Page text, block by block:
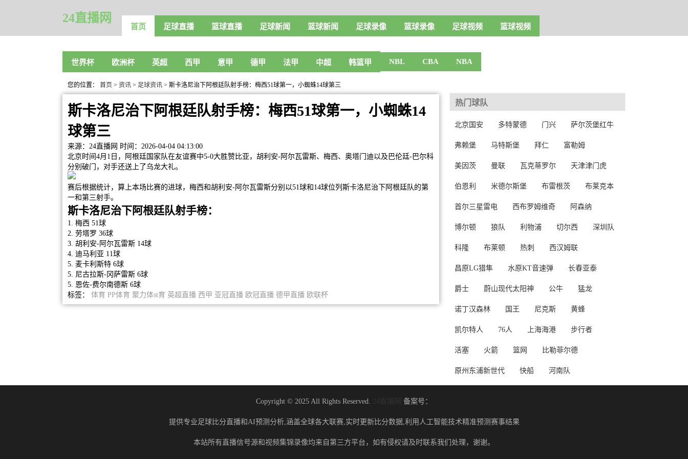
24直播网
首页 足球直播 篮球直播 足球新闻 篮球新闻 足球录像 篮球录像 足球视频 篮球视频
世界杯 欧洲杯 英超 西甲 意甲 德甲 法甲 中超 韩篮甲 NBL CBA NBA
您的位置： 首页 > 资讯 > 足球资讯 > 斯卡洛尼治下阿根廷队射手榜：梅西51球第一，小蜘蛛14球第三
斯卡洛尼治下阿根廷队射手榜：梅西51球第一，小蜘蛛14
球第三
来源：24直播网 时间：2026-04-04 04:13:00
北京时间4月1日，阿根廷国家队在友谊赛中5-0大胜赞比亚，胡利安-阿尔瓦雷斯、梅西、奥塔门迪以及巴伦廷-巴尔科
分别破门，对手还送上了乌龙大礼。
赛后根据统计，算上本场比赛的进球，梅西和胡利安-阿尔瓦雷斯分别以51球和14球位列斯卡洛尼治下阿根廷队的第
一和第三射手。
斯卡洛尼治下阿根廷队射手榜：
1. 梅西 51球
2. 劳塔罗 36球
3. 胡利安-阿尔瓦雷斯 14球
4. 迪马利亚 11球
5. 麦卡利斯特 6球
5. 尼古拉斯-冈萨雷斯 6球
5. 恩佐-费尔南德斯 6球
标签： 体育 PP体育 聚力体st育 英超直播 西甲 亚冠直播 欧冠直播 德甲直播 欧联杯
热门球队
北京国安 多特蒙德 门兴 萨尔茨堡红牛
弗赖堡 马特斯堡 拜仁 富勒姆
美因茨 曼联 瓦克蒂罗尔 天津津门虎
伯恩利 米德尔斯堡 布雷根茨 布莱克本
首尔三星雷电 西布罗姆维奇 阿森纳
博尔顿 狼队 利物浦 切尔西 深圳队
科隆 布莱顿 热刺 西汉姆联
昌原LG猎隼 水原KT音速弹 长春亚泰
爵士 蔚山现代太阳神 公牛 猛龙
诺丁汉森林 国王 尼克斯 黄蜂
凯尔特人 76人 上海海港 步行者
活塞 火箭 篮网 比勒菲尔德
原州东浦新世代 快船 河南队
Copyright © 2025 All Rights Reserved. 备案号：
提供专业足球比分直播和AI预测分析,涵盖全球各大联赛,实时更新比分数据,利用人工智能技术精准预测赛事结果
本站所有直播信号源和视频集锦录像均来自第三方平台，如有侵权请及时联系我们处理，谢谢。